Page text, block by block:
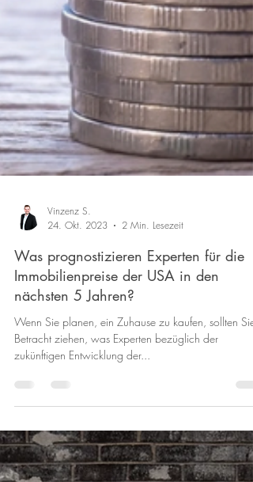
Vinzenz S.
24. Okt. 2023
2 Min. Lesezeit
Was prognostizieren Experten für die
nächsten 5 Jahren?
Betracht ziehen, was Experten bezüglich der
zukünftigen Entwicklung der...